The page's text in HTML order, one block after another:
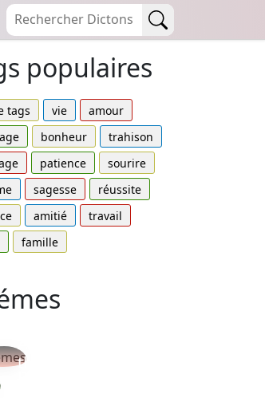
populaires
tags vie
amour
bonheur
trahison
patience
sourire
sagesse
réussite
amitié
travail
famille
thèmes